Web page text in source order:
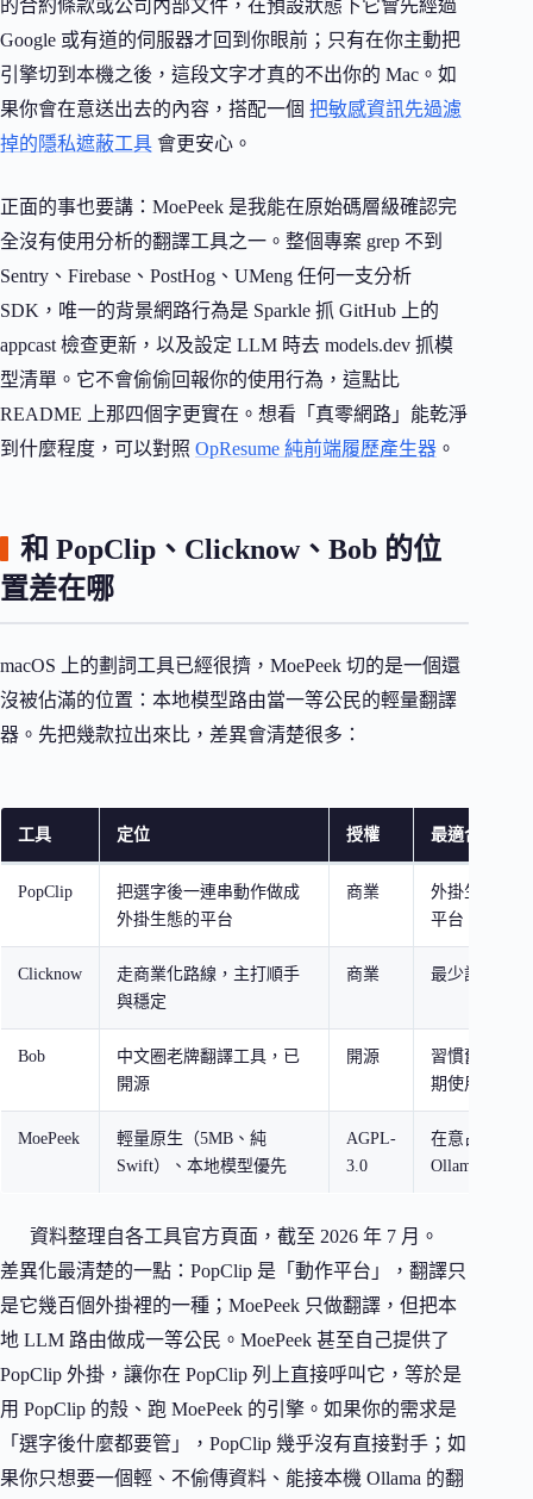
的合約條款或公司內部文件，在預設狀態下它會先經過
Google 或有道的伺服器才回到你眼前；只有在你主動把
引擎切到本機之後，這段文字才真的不出你的 Mac。如
果你會在意送出去的內容，搭配一個 把敏感資訊先過濾
掉的隱私遮蔽工具 會更安心。
正面的事也要講：MoePeek 是我能在原始碼層級確認完
全沒有使用分析的翻譯工具之一。整個專案 grep 不到
Sentry、Firebase、PostHog、UMeng 任何一支分析
SDK，唯一的背景網路行為是 Sparkle 抓 GitHub 上的
appcast 檢查更新，以及設定 LLM 時去 models.dev 抓模
型清單。它不會偷偷回報你的使用行為，這點比
README 上那四個字更實在。想看「真零網路」能乾淨
到什麼程度，可以對照 OpResume 純前端履歷產生器 。
和 PopClip、Clicknow、Bob 的位
置差在哪
macOS 上的劃詞工具已經很擠，MoePeek 切的是一個還
沒被佔滿的位置：本地模型路由當一等公民的輕量翻譯
器。先把幾款拉出來比，差異會清楚很多：
工具 定位 授權 最適合
PopClip
把選字後一連串動作做成
外掛生態的平台
商業
外掛生態最
平台
Clicknow
走商業化路線，主打順手
與穩定
商業 最少設定的
Bob
中文圈老牌翻譯工具，已
開源
開源
習慣舊版翻
期使用者
MoePeek
輕量原生（5MB、純
Swift）、本地模型優先
AGPL-
3.0
在意占用、
Ollama 的開
資料整理自各工具官方頁面，截至 2026 年 7 月。
差異化最清楚的一點：PopClip 是「動作平台」，翻譯只
是它幾百個外掛裡的一種；MoePeek 只做翻譯，但把本
地 LLM 路由做成一等公民。MoePeek 甚至自己提供了
PopClip 外掛，讓你在 PopClip 列上直接呼叫它，等於是
用 PopClip 的殼、跑 MoePeek 的引擎。如果你的需求是
「選字後什麼都要管」，PopClip 幾乎沒有直接對手；如
果你只想要一個輕、不偷傳資料、能接本機 Ollama 的翻